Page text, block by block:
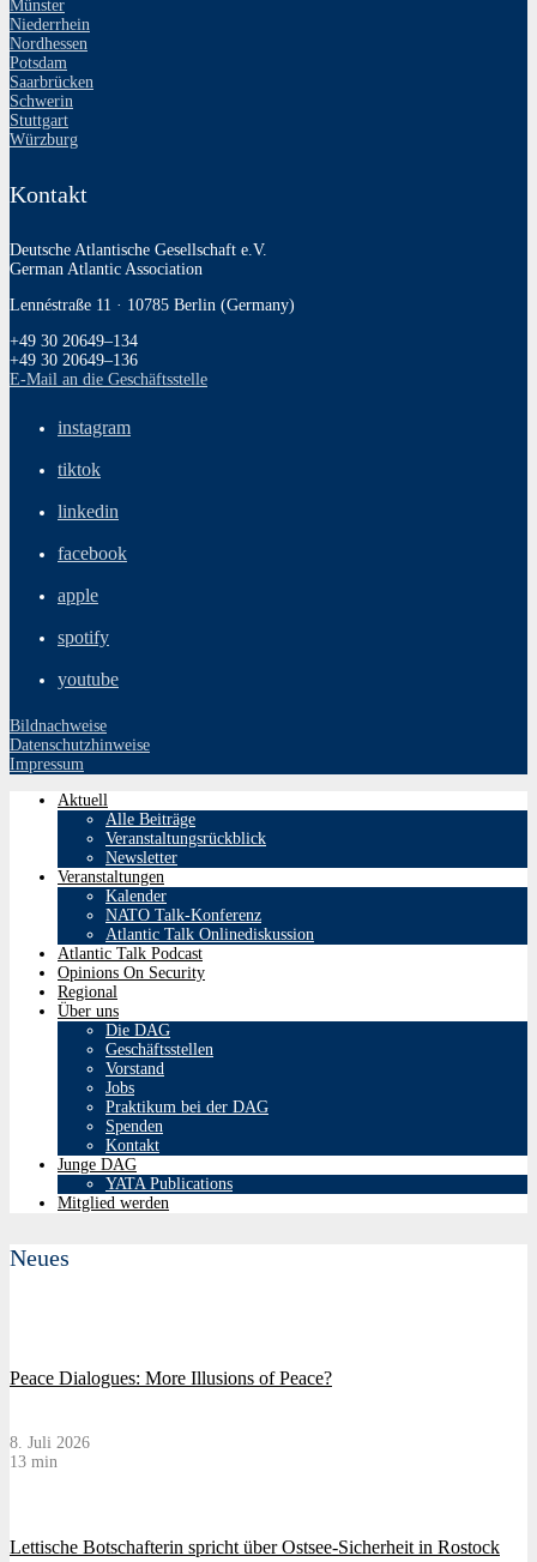
Münster
Niederrhein
Nordhessen
Potsdam
Saarbrücken
Schwerin
Stuttgart
Würzburg
Kontakt
Deutsche Atlantische Gesellschaft e.V.
German Atlantic Association
Lennéstraße 11 · 10785 Berlin (Germany)
+49 30 20649–134
+49 30 20649–136
E‑Mail an die Geschäftsstelle
instagram
tiktok
linkedin
facebook
apple
spotify
youtube
Bildnachweise
Datenschutzhinweise
Impressum
Aktuell
Alle Beiträge
Veranstaltungsrückblick
Newsletter
Veranstaltungen
Kalender
NATO Talk-Konferenz
Atlantic Talk Onlinediskussion
Atlantic Talk Podcast
Opinions On Security
Regional
Über uns
Die DAG
Geschäftsstellen
Vorstand
Jobs
Praktikum bei der DAG
Spenden
Kontakt
Junge DAG
YATA Publications
Mitglied werden
Neues
Peace Dialogues: More Illusions of Peace?
8. Juli 2026
13 min
Lettische Botschafterin spricht über Ostsee-Sicherheit in Rostock